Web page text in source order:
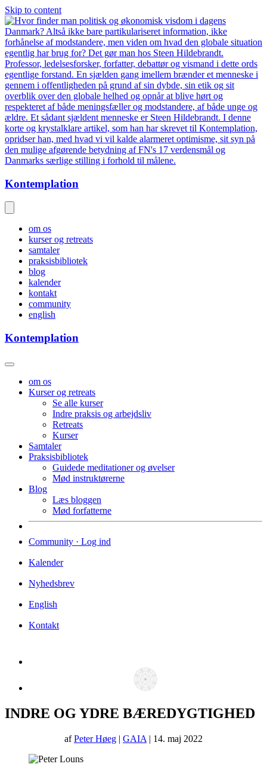
Skip to content
Kontemplation
om os
kurser og retreats
samtaler
praksisbibliotek
blog
kalender
kontakt
community
english
Kontemplation
om os
Kurser og retreats
Se alle kurser
Indre praksis og arbejdsliv
Retreats
Kurser
Samtaler
Praksisbibliotek
Guidede meditationer og øvelser
Mød instruktørerne
Blog
Læs bloggen
Mød forfatterne
Community · Log ind
Kalender
Nyhedsbrev
English
Kontakt
INDRE OG YDRE BÆREDYGTIGHED
afPeter Høeg | GAIA | 14. maj 2022